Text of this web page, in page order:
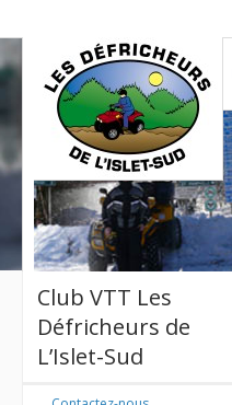
Club VTT Les
Défricheurs de
L’Islet-Sud